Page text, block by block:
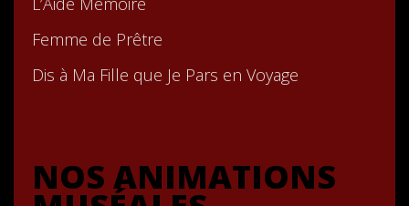
Femme de Prêtre
Dis à Ma Fille que Je Pars en Voyage
NOS ANIMATIONS